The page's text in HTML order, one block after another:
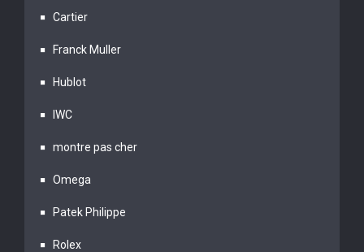
Cartier
Franck Muller
Hublot
IWC
montre pas cher
Omega
Patek Philippe
Rolex